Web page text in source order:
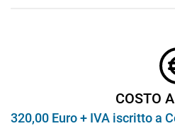
COSTO
320,00 Euro + IVA iscritto a